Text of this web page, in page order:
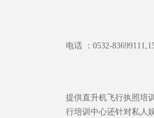
电话 ： 0532-
提供直升机飞行执照培
行培训中心还针对私人